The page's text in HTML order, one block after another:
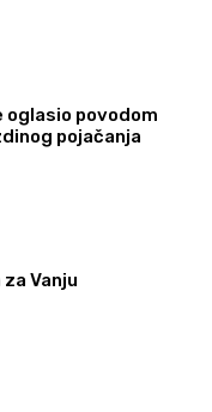
oglasio povodom
pojačanja
Vanju